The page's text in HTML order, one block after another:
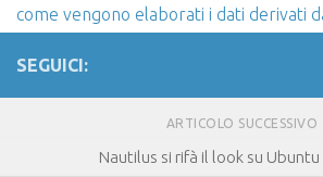
come vengono elaborati i dati derivati
SEGUICI:
ARTICOLO SUCCESSIVO
Nautilus si rifà il look su Ubuntu